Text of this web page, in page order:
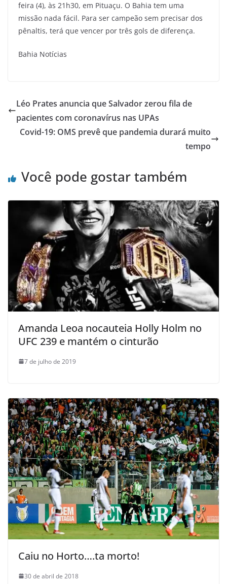
feira (4), às 21h30, em Pituaçu. O Bahia tem uma
missão nada fácil. Para ser campeão sem precisar dos
pênaltis, terá que vencer por três gols de diferença.
Bahia Notícias
Léo Prates anuncia que Salvador zerou fila de
pacientes com coronavírus nas UPAs
Covid-19: OMS prevê que pandemia durará muito
tempo
Você pode gostar também
Amanda Leoa nocauteia Holly Holm no
UFC 239 e mantém o cinturão
7 de julho de 2019
Caiu no Horto….ta morto!
30 de abril de 2018